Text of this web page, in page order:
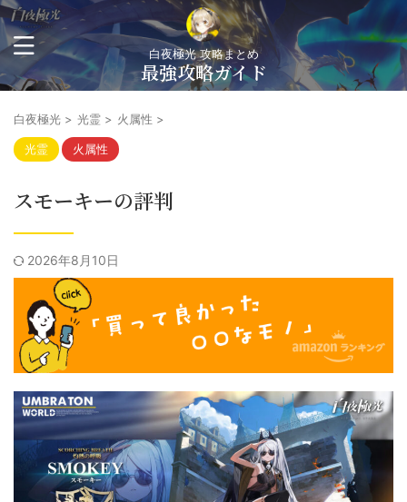
白夜極光 攻略まとめ
最強攻略ガイド
白夜極光 > 光霊 > 火属性 >
光霊 火属性
スモーキーの評判
2026年8月10日